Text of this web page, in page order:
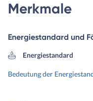
Merkmale
Energiestandard und
Energiestandard
Bedeutung der